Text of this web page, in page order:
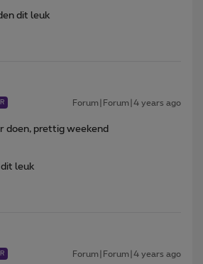
dit leuk
Forum|Forum|4 years ago
doen, prettig weekend
leuk
Forum|Forum|4 years ago